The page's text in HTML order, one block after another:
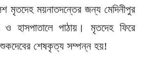
মৃতদেহ ময়নাতদন্তের জন্য মেদিনীপুর
হাসপাতালে পাঠায়। মৃতদেহ ফিরে
শেষকৃত্য সম্পন্ন হয়!